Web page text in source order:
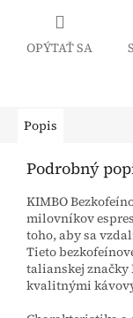
OPÝTAŤ SA
Popis
Podrobný
KIMBO
milovníkov
toho, aby sa
Tieto
talianskej značky
kvalitnými